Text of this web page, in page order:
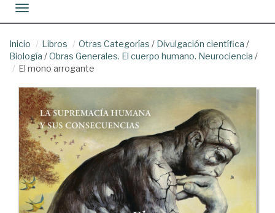
Toggle navigation
Inicio Libros Otras Categorías / Divulgación científica /
Biología /Obras Generales. El cuerpo humano. Neurociencia /
El mono arrogante